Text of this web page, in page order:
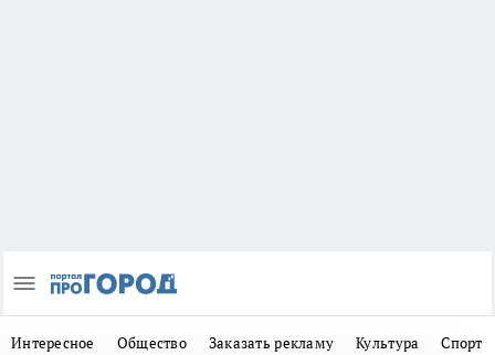
Интересное Общество Заказать рекламу Культура Спорт